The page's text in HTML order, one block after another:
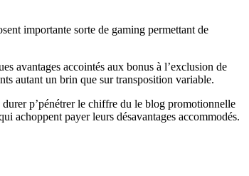
importante sorte de gaming permettant de
avantages accointés aux bonus à l’exclusion de
autant un brin que sur transposition variable.
p’pénétrer le chiffre du le blog promotionnelle
achoppent payer leurs désavantages accommodés.